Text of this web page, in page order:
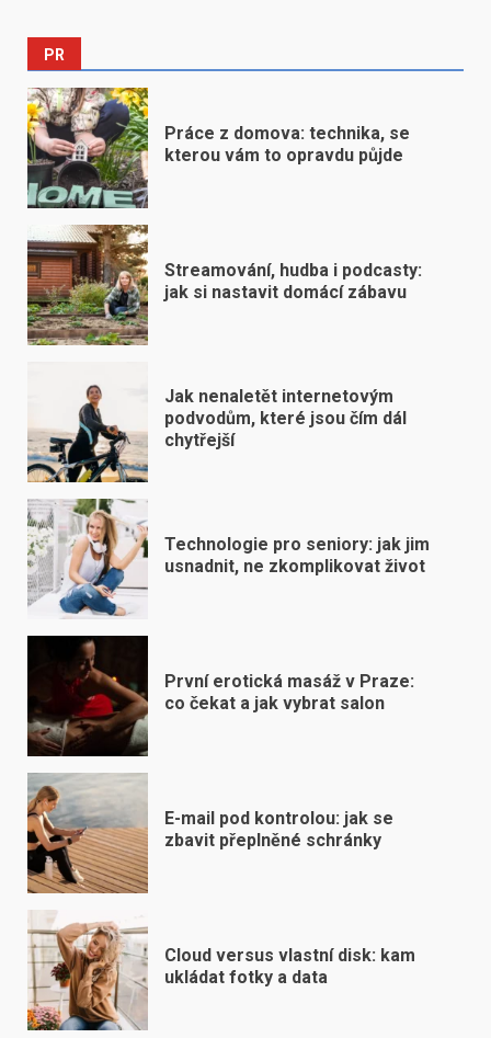
PR
Práce z domova: technika, se
kterou vám to opravdu půjde
Streamování, hudba i podcasty:
jak si nastavit domácí zábavu
Jak nenaletět internetovým
podvodům, které jsou čím dál
chytřejší
Technologie pro seniory: jak jim
usnadnit, ne zkomplikovat život
První erotická masáž v Praze:
co čekat a jak vybrat salon
E-mail pod kontrolou: jak se
zbavit přeplněné schránky
Cloud versus vlastní disk: kam
ukládat fotky a data